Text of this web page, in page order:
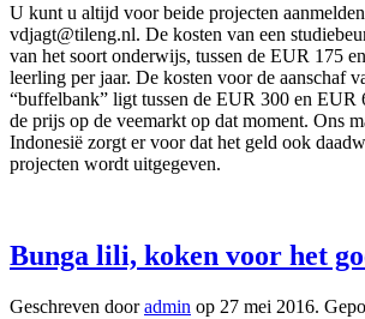
U kunt u altijd voor beide projecten
vdjagt@tileng.nl. De kosten van een
van het soort onderwijs, tussen de EUR 175
leerling per jaar. De kosten voor de aanschaf
“buffelbank” ligt tussen de EUR 300 en EUR
de prijs op de veemarkt op dat moment. Ons
Indonesië zorgt er voor dat het geld ook
projecten wordt uitgegeven.
Bunga lili, koken voor het
Geschreven dooradmin op 27 mei 2016.